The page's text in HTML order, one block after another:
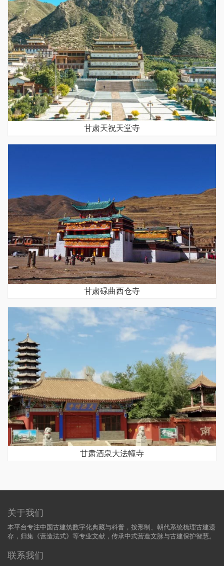
甘肃天祝天堂寺
甘肃碌曲西仓寺
甘肃酒泉大法幢寺
关于我们
本平台专注中国古建筑数字化典藏与科普，按形制、朝代系统梳理古建遗
存，归集《营造法式》等专业文献，传承中式营造文脉与古建保护智慧。
联系我们